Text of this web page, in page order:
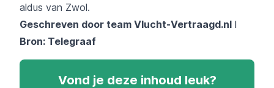
aldus van Zwol.
Geschreven door team Vlucht-Vertraagd.nl ǀ
Bron: Telegraaf
Vond je deze inhoud leuk?